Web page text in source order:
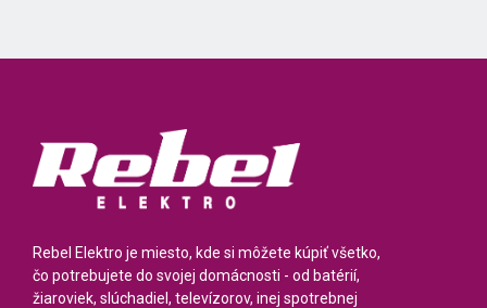
Rebel Elektro je miesto, kde si môžete kúpiť všetko,
čo potrebujete do svojej domácnosti - od batérií,
žiaroviek, slúchadiel, televízorov, inej spotrebnej